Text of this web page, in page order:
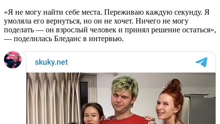
«Я не могу найти себе места. Переживаю каждую секунду. Я
умоляла его вернуться, но он не хочет. Ничего не могу
поделать — он взрослый человек и принял решение остаться»,
— поделилась Бледанс в интервью.